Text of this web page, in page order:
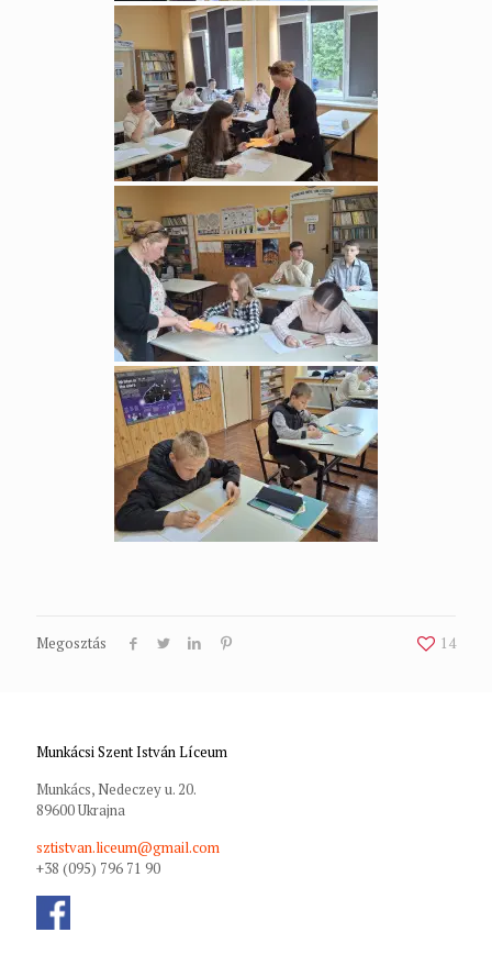
Megosztás 14
Munkácsi Szent István Líceum
Munkács, Nedeczey u. 20.
89600 Ukrajna
sztistvan.liceum@gmail.com
+38 (095) 796 71 90